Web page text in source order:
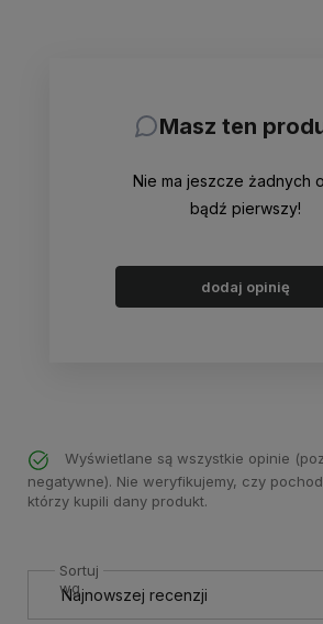
Masz ten
Nie ma jeszcze żadnych
bądź pierwszy!
dodaj opinię
Wyświetlane są wszystkie opinie
negatywne). Nie weryfikujemy, czy
którzy kupili dany produkt.
Sortuj
wg